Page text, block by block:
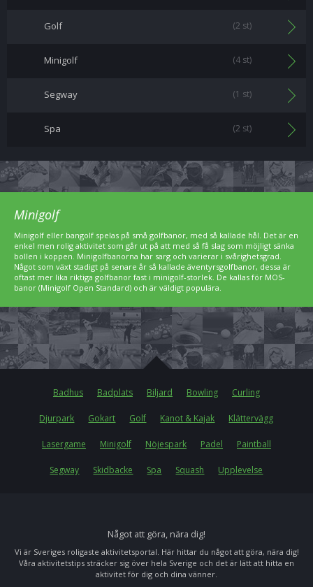
Golf (2 st)
Minigolf (4 st)
Segway (1 st)
Spa (2 st)
Minigolf
Minigolf eller bangolf spelas på små golfbanor, med så kallade hål. Det är en
enkel men rolig aktivitet som går ut på att med så få slag som möjligt sänka
bollen i koppen. Minigolfbanorna har sarg och varierar i svårighetsgrad.
Något som växt stadigt på senare år så kallade äventyrsgolfbanor, dessa är
oftast mer lika riktiga golfbanor fast i minigolf-storlek. De kallas för MOS-
banor (Minigolf Open Standard) och är väldigt populära.
Badhus Badplats Biljard Bowling Curling
Djurpark Gokart Golf Kanot & Kajak Klättervägg
Lasergame Minigolf Nöjespark Padel Paintball
Segway Skidbacke Spa Squash Upplevelse
Något att göra, nära dig!
Vi är Sveriges roligaste aktivitetsportal. Här hittar du något att göra, nära dig!
Våra aktivitetstips sträcker sig över hela Sverige och det är lätt att hitta en
aktivitet för dig och dina vänner.